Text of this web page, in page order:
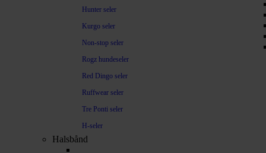
Hunter seler
Kurgo seler
Non-stop seler
Rogz hundeseler
Red Dingo seler
Ruffwear seler
Tre Ponti seler
H-seler
Halsbånd